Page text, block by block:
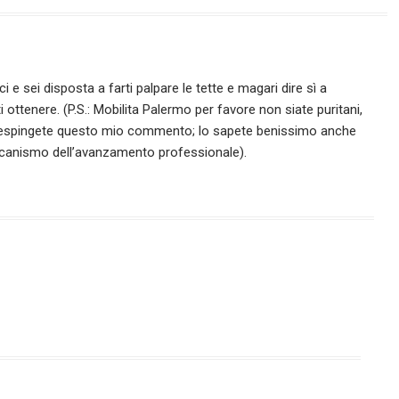
e sei disposta a farti palpare le tette e magari dire sì a
(P.S.: Mobilita Palermo per favore non siate puritani,
questo mio commento; lo sapete benissimo anche
dell’avanzamento professionale).